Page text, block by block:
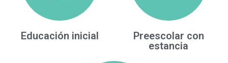
Educación inicial
Preescolar con
estancia